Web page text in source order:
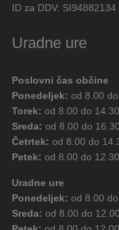
ID za DDV: SI94882134
Uradne ure
Poslovni čas občine
Ponedeljek: od 8.00
Torek: od 8.00 do 14.30
Sreda: od 8.00 do 16.30
Četrtek: od 8.00 do
Petek: od 8.00 do 12.30
Uradne ure
Ponedeljek: od 8.00
Sreda: od 8.00 do